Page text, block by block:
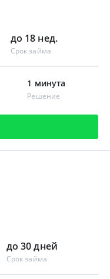
до 18 нед.
Срок займа
1 минута
Решение
до 30 дней
Срок займа